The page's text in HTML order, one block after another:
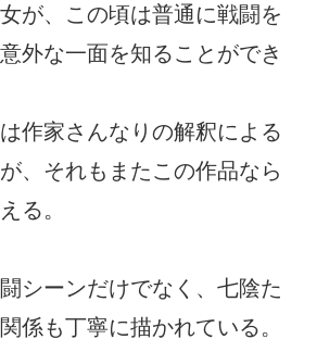
が、この頃は普通に戦闘を
外な一面を知ることができ
作家さんなりの解釈による
、それもまたこの作品なら
る。
シーンだけでなく、七陰た
係も丁寧に描かれている。